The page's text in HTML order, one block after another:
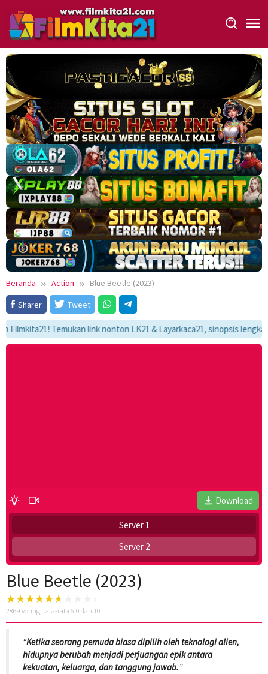
konten
Beranda Action
Blue Beetle (2023)
Sharer
Tweet
Temukan link nonton LK21 & Layarkaca21, sinopsis
Download
Server 1
Server 2
Blue Beetle (2023)
2869 voting, rata-rata 6.0 dari 10
“Ketika seorang pemuda biasa dipilih oleh teknologi alien,
hidupnya berubah menjadi perjuangan epik antara
kekuatan, keluarga, dan tanggung jawab.”